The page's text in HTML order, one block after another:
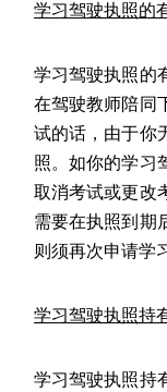
学习驾驶执照的
学习驾驶执照的
在驾驶教师陪同
试的话，由于你
照。如你的学习
取消考试或更改
需要在执照到期
则须再次申请学
学习驾驶执照持
学习驾驶执照持